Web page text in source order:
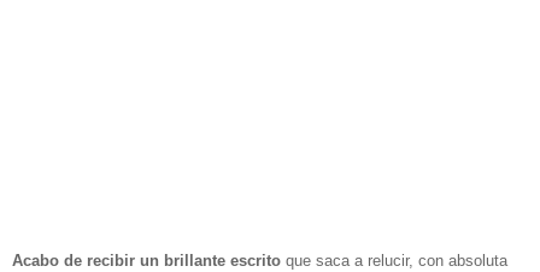
Acabo de recibir un brillante escrito que saca a relucir, con absoluta